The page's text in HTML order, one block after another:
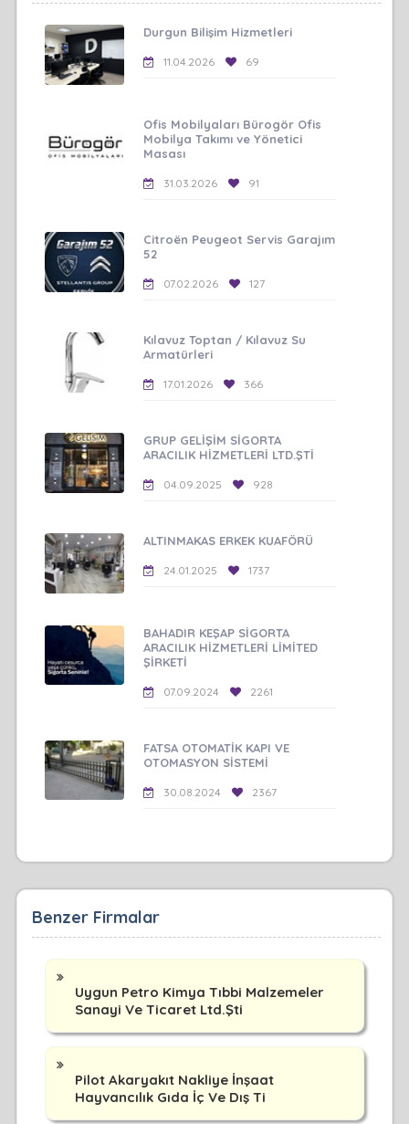
Durgun Bilişim Hizmetleri
11.04.2026 69
Ofis Mobilyaları Bürogör Ofis
Mobilya Takımı ve Yönetici
Masası
31.03.2026 91
Citroën Peugeot Servis Garajım
52
07.02.2026 127
Kılavuz Toptan / Kılavuz Su
Armatürleri
17.01.2026 366
GRUP GELİŞİM SİGORTA
ARACILIK HİZMETLERİ LTD.ŞTİ
04.09.2025 928
ALTINMAKAS ERKEK KUAFÖRÜ
24.01.2025 1737
BAHADIR KEŞAP SİGORTA
ARACILIK HİZMETLERİ LİMİTED
ŞİRKETİ
07.09.2024 2261
FATSA OTOMATİK KAPI VE
OTOMASYON SİSTEMİ
30.08.2024 2367
Benzer Firmalar
Uygun Petro Kimya Tıbbi Malzemeler
Sanayi Ve Ticaret Ltd.Şti
Pilot Akaryakıt Nakliye İnşaat
Hayvancılık Gıda İç Ve Dış Ti